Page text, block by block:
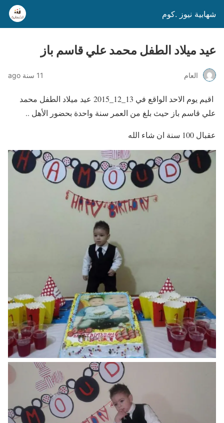
شهابية نيوز .كوم
عيد ميلاد الطفل محمد علي قاسم باز
العام 11 سنة ago
اقيم يوم الاحد الواقع في 13_12_2015 عيد ميلاد الطفل محمد
علي قاسم باز حيث بلغ من العمر سنة واحدة بحضور الأهل ..
عقبال 100 سنة ان شاء الله